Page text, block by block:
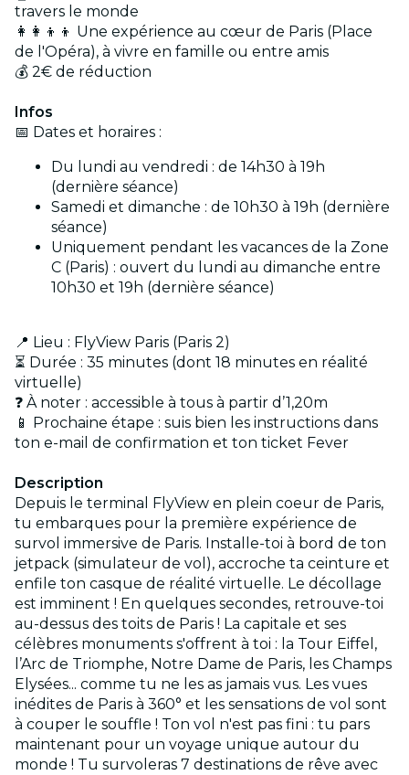
travers le monde
👩‍👩‍👦‍👦 Une expérience au cœur de Paris (Place
de l'Opéra), à vivre en famille ou entre amis
💰 2€ de réduction
Infos
📅 Dates et horaires :
Du lundi au vendredi : de 14h30 à 19h
(dernière séance)
Samedi et dimanche : de 10h30 à 19h (dernière
séance)
Uniquement pendant les vacances de la Zone
C (Paris) : ouvert du lundi au dimanche entre
10h30 et 19h (dernière séance)
📍 Lieu : FlyView Paris (Paris 2)
⏳ Durée : 35 minutes (dont 18 minutes en réalité
virtuelle)
❓ À noter : accessible à tous à partir d’1,20m
📱 Prochaine étape : suis bien les instructions dans
ton e-mail de confirmation et ton ticket Fever
Description
Depuis le terminal FlyView en plein coeur de Paris,
tu embarques pour la première expérience de
survol immersive de Paris. Installe-toi à bord de ton
jetpack (simulateur de vol), accroche ta ceinture et
enfile ton casque de réalité virtuelle. Le décollage
est imminent ! En quelques secondes, retrouve-toi
au-dessus des toits de Paris ! La capitale et ses
célèbres monuments s'offrent à toi : la Tour Eiffel,
l’Arc de Triomphe, Notre Dame de Paris, les Champs
Elysées... comme tu ne les as jamais vus. Les vues
inédites de Paris à 360° et les sensations de vol sont
à couper le souffle ! Ton vol n'est pas fini : tu pars
maintenant pour un voyage unique autour du
monde ! Tu survoleras 7 destinations de rêve avec